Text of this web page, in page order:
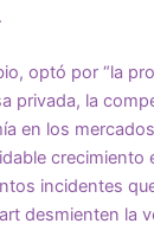
optó por “la
privada, la
en los
crecimiento
incidentes
desmienten la